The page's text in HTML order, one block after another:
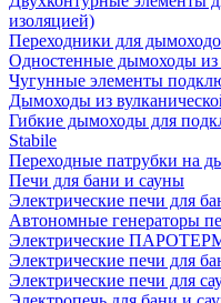
изоляцией)
Переходники для
Одностенные дымоходы из
Чугунные элементы
Дымоходы из
Гибкие дымоходы для
Stabile
Переходные патрубки на
Печи для бани и сауны
Электрические печи для
Автономные генераторы
Электрические
Электрические печи для
Электрические печи для